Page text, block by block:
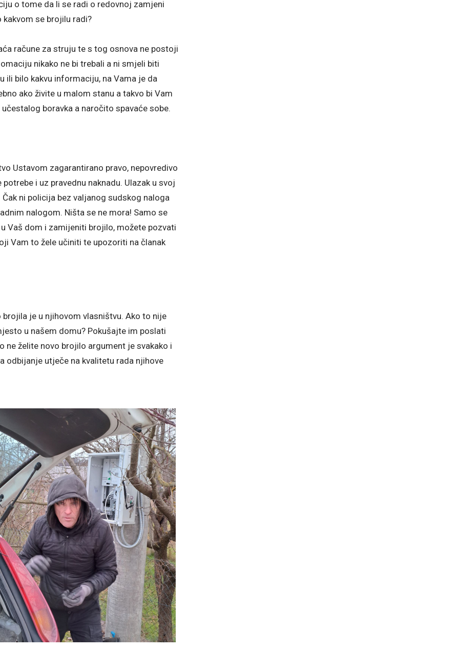
o tome da li se radi o redovnoj zamjeni
se brojilu radi?
račune za struju te s tog osnova ne postoji
nikako ne bi trebali a ni smjeli biti
ili bilo kakvu informaciju, na Vama je da
ako živite u malom stanu a takvo bi Vam
boravka a naročito spavaće sobe.
Ustavom zagarantirano pravo, nepovredivo
i uz pravednu naknadu. Ulazak u svoj
ni policija bez valjanog sudskog naloga
nalogom. Ništa se ne mora! Samo se
Vaš dom i zamijeniti brojilo, možete pozvati
Vam to žele učiniti te upozoriti na članak
je u njihovom vlasništvu. Ako to nije
u našem domu? Pokušajte im poslati
ne želite novo brojilo argument je svakako i
odbijanje utječe na kvalitetu rada njihove